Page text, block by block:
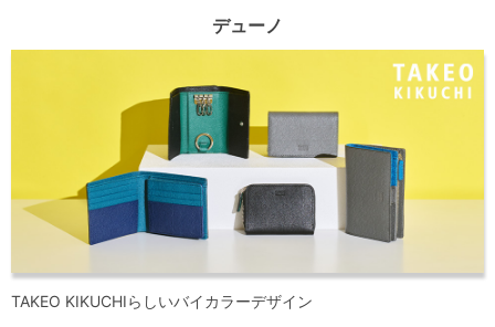
デューノ
TAKEO KIKUCHIらしいバイカラーデザイン